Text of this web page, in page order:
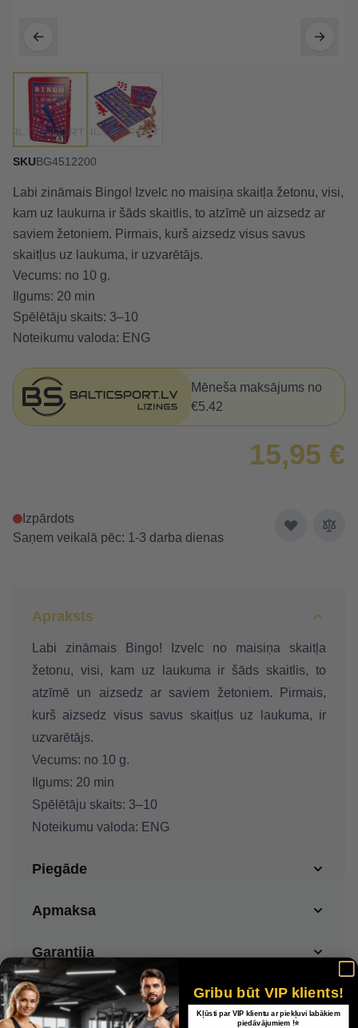
SKUBG4512200
Labi zināmais Bingo! Izvelc no maisiņa skaitļa žetonu, visi,
kam uz laukuma ir šāds skaitlis, to atzīmē un aizsedz ar
saviem žetoniem. Pirmais, kurš aizsedz visus savus
skaitļus uz laukuma, ir uzvarētājs.
Vecums: no 10 g.
Ilgums: 20 min
Spēlētāju skaits: 3–10
Noteikumu valoda: ENG
Mēneša maksājums no
€5.42
15,95 €
Izpārdots
Saņem veikalā pēc: 1-3 darba dienas
Apraksts
Labi zināmais Bingo! Izvelc no maisiņa skaitļa
žetonu, visi, kam uz laukuma ir šāds skaitlis, to
atzīmē un aizsedz ar saviem žetoniem. Pirmais,
kurš aizsedz visus savus skaitļus uz laukuma, ir
uzvarētājs.
Vecums: no 10 g.
Ilgums: 20 min
Spēlētāju skaits: 3–10
Noteikumu valoda: ENG
Piegāde
Apmaksa
Garantija
Gribu būt VIP klients!
Kļūsti par VIP klientu ar piekļuvi labākiem
piedāvājumiem !⭐